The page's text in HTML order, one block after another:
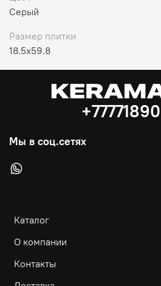
Серый
Размер плитки
18.5x59.8
Мы в соц.сетях
Каталог
О компании
Контакты